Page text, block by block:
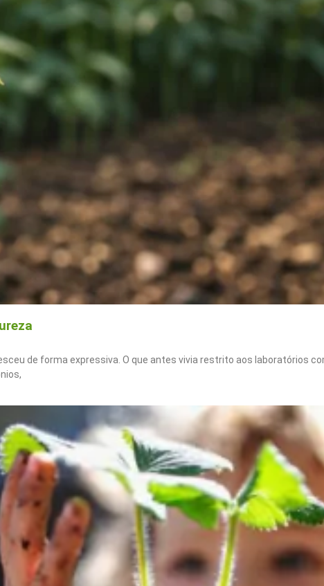
de forma expressiva. O que antes vivia restrito aos laboratórios